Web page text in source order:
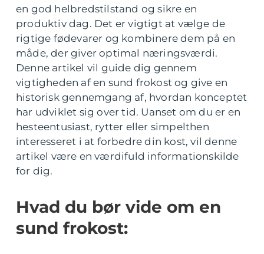
en god helbredstilstand og sikre en
produktiv dag. Det er vigtigt at vælge de
rigtige fødevarer og kombinere dem på en
måde, der giver optimal næringsværdi.
Denne artikel vil guide dig gennem
vigtigheden af en sund frokost og give en
historisk gennemgang af, hvordan konceptet
har udviklet sig over tid. Uanset om du er en
hesteentusiast, rytter eller simpelthen
interesseret i at forbedre din kost, vil denne
artikel være en værdifuld informationskilde
for dig.
Hvad du bør vide om en
sund frokost: